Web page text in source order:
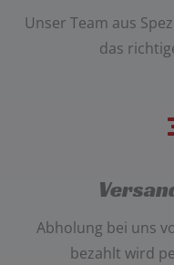
Unser Team aus
das
Abholung bei uns
bezahlt wird